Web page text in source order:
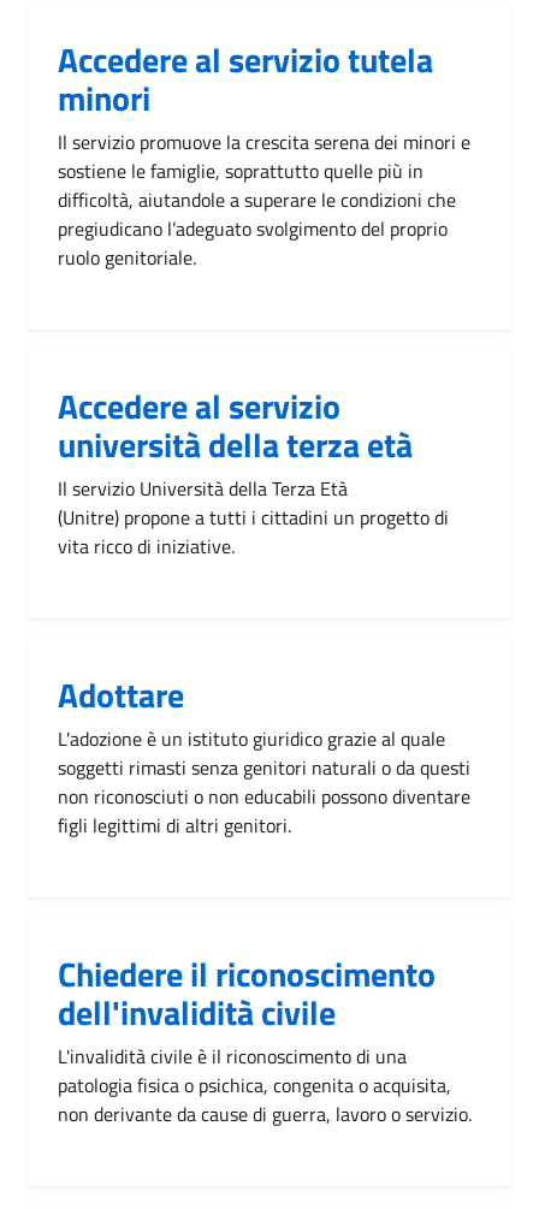
Accedere al servizio tutela
minori
Il servizio promuove la crescita serena dei minori e
sostiene le famiglie, soprattutto quelle più in
difficoltà, aiutandole a superare le condizioni che
pregiudicano l’adeguato svolgimento del proprio
ruolo genitoriale.
Accedere al servizio
università della terza età
Il servizio Università della Terza Età
(Unitre) propone a tutti i cittadini un progetto di
vita ricco di iniziative.
Adottare
L'adozione è un istituto giuridico grazie al quale
soggetti rimasti senza genitori naturali o da questi
non riconosciuti o non educabili possono diventare
figli legittimi di altri genitori.
Chiedere il riconoscimento
dell'invalidità civile
L'invalidità civile è il riconoscimento di una
patologia fisica o psichica, congenita o acquisita,
non derivante da cause di guerra, lavoro o servizio.